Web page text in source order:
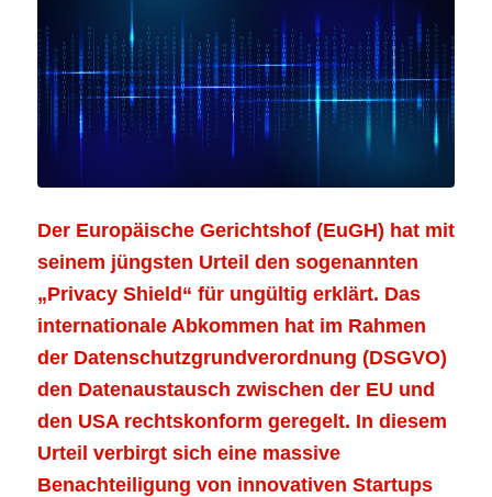
Der Europäische Gerichtshof (EuGH) hat mit
seinem jüngsten Urteil den sogenannten
„Privacy Shield“ für ungültig erklärt. Das
internationale Abkommen hat im Rahmen
der Datenschutzgrundverordnung (DSGVO)
den Datenaustausch zwischen der EU und
den USA rechtskonform geregelt. In diesem
Urteil verbirgt sich eine massive
Benachteiligung von innovativen Startups